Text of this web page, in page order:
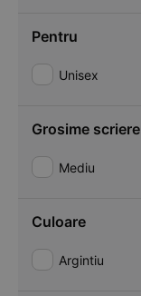
Pentru
Unisex
Grosime scriere
Mediu
Culoare
Argintiu